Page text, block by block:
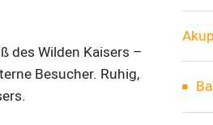
des Wilden Kaisers –
Besucher. Ruhig,